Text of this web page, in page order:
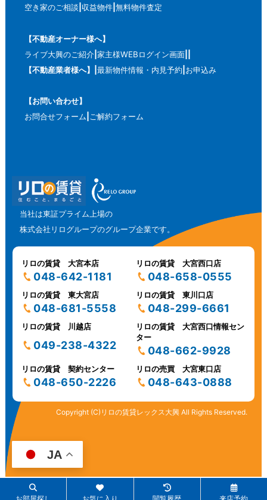
空き家のご相談 収益物件 無料物件査定
【不動産オーナー様へ】
ライブ大興のご紹介 家主様WEBログイン画面
【不動産業者様へ】
最新物件情報・内見予約 お申込み
【お問い合わせ】
お問合せフォーム ご解約フォーム
当社は東証プライム上場の
株式会社リログループのグループ企業です。
リロの賃貸 大宮本店
048-642-1181
リロの賃貸 大宮西口店
048-658-0555
リロの賃貸 東大宮店
048-681-5558
リロの賃貸 東川口店
048-299-6661
リロの賃貸 川越店
049-238-4322
リロの賃貸 大宮西口情報セン
ター
048-662-9928
リロの賃貸 契約センター
048-650-2226
リロの売買 大宮東口店
048-643-0888
Copyright (C)リロの賃貸レックス大興 All Rights Reserved.
JA